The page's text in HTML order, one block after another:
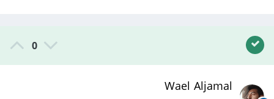
0
Wael Aljamal